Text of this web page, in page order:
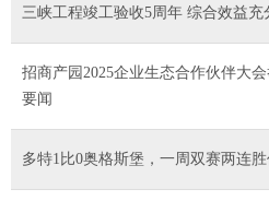
三峡工程竣工验收5周年 综合效益充
招商产园2025企业生态合作伙伴大
要闻
多特1比0奥格斯堡，一周双赛两连